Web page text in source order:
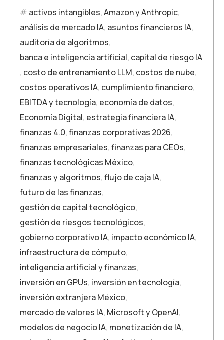
activos intangibles,Amazon y Anthropic,
análisis de mercado IA, asuntos financieros IA,
auditoría de algoritmos,
banca e inteligencia artificial, capital de riesgo IA
, costo de entrenamiento LLM, costos de nube,
costos operativos IA, cumplimiento financiero,
EBITDA y tecnología, economía de datos,
Economía Digital, estrategia financiera IA,
finanzas 4.0,finanzas corporativas 2026,
finanzas empresariales,finanzas para CEOs,
finanzas tecnológicas México,
finanzas y algoritmos,flujo de caja IA,
futuro de las finanzas,
gestión de capital tecnológico,
gestión de riesgos tecnológicos,
gobierno corporativo IA, impacto económico IA,
infraestructura de cómputo,
inteligencia artificial y finanzas,
inversión en GPUs, inversión en tecnología,
inversión extranjera México,
mercado de valores IA, Microsoft y OpenAI,
modelos de negocio IA, monetización de IA,